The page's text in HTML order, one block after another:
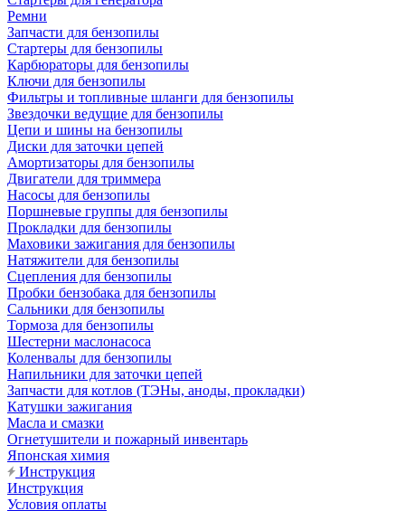
Ремни
Запчасти для бензопилы
Стартеры для бензопилы
Карбюраторы для бензопилы
Ключи для бензопилы
Фильтры и топливные шланги для бензопилы
Звездочки ведущие для бензопилы
Цепи и шины на бензопилы
Диски для заточки цепей
Амортизаторы для бензопилы
Двигатели для триммера
Насосы для бензопилы
Поршневые группы для бензопилы
Прокладки для бензопилы
Маховики зажигания для бензопилы
Натяжители для бензопилы
Сцепления для бензопилы
Пробки бензобака для бензопилы
Сальники для бензопилы
Тормоза для бензопилы
Шестерни маслонасоса
Коленвалы для бензопилы
Напильники для заточки цепей
Запчасти для котлов (ТЭНы, аноды, прокладки)
Катушки зажигания
Масла и смазки
Огнетушители и пожарный инвентарь
Японская химия
Инструкция
Инструкция
Условия оплаты